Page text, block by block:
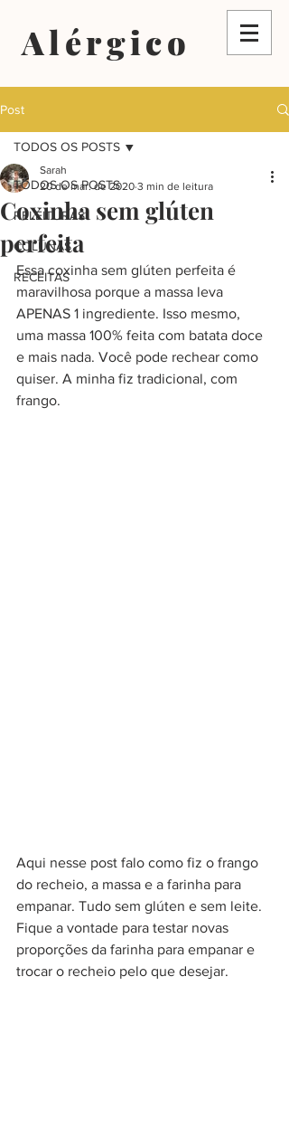
Alérgico
Post
TODOS OS POSTS
RELEITURAS
COLUNAS
RECEITAS
TODOS OS POSTS
Coxinha sem glúten
perfeita
Sarah
20 de mar. de 2020 3 min de leitura
Essa coxinha sem glúten perfeita é
maravilhosa porque a massa leva
APENAS 1 ingrediente. Isso mesmo,
uma massa 100% feita com batata doce
e mais nada. Você pode rechear como
quiser. A minha fiz tradicional, com
frango.
Aqui nesse post falo como fiz o frango
do recheio, a massa e a farinha para
empanar. Tudo sem glúten e sem leite.
Fique a vontade para testar novas
proporções da farinha para empanar e
trocar o recheio pelo que desejar.